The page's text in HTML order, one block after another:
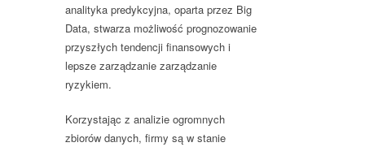
analityka predykcyjna, oparta przez Big
Data, stwarza możliwość prognozowanie
przyszłych tendencji finansowych i
lepsze zarządzanie zarządzanie
ryzykiem.
Korzystając z analizie ogromnych
zbiorów danych, firmy są w stanie